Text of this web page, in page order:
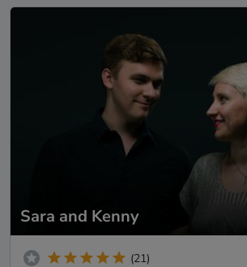
Sara and Kenny
(21)